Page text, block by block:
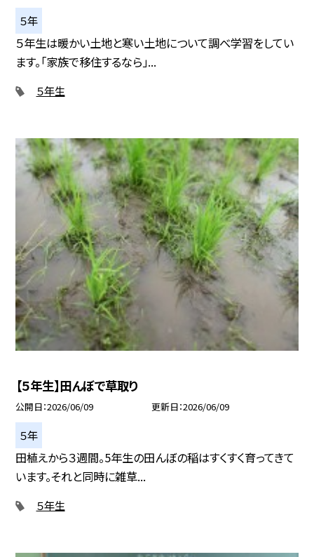
５年
５年生は暖かい土地と寒い土地について調べ学習をしてい
ます。「家族で移住するなら」...
５年生
【５年生】田んぼで草取り
公開日 2026/06/09 更新日 2026/06/09
５年
田植えから３週間。5年生の田んぼの稲はすくすく育ってきて
います。それと同時に雑草...
５年生